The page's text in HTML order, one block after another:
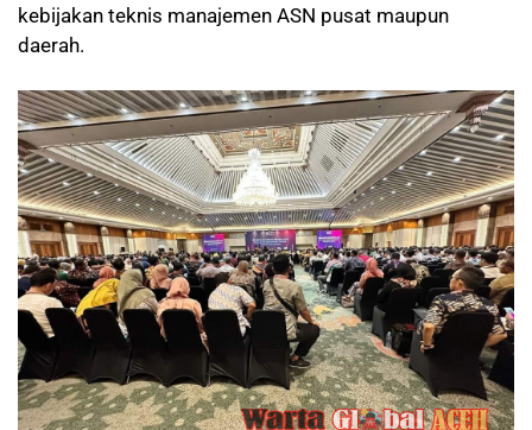
kebijakan teknis manajemen ASN pusat maupun
daerah.